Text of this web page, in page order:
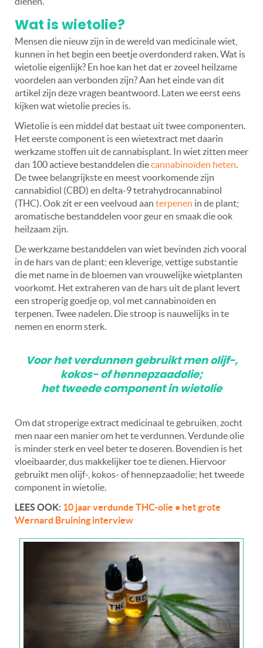
Wat is wietolie?
Mensen die nieuw zijn in de wereld van medicinale wiet,
kunnen in het begin een beetje overdonderd raken. Wat is
wietolie eigenlijk? En hoe kan het dat er zoveel heilzame
voordelen aan verbonden zijn? Aan het einde van dit
artikel zijn deze vragen beantwoord. Laten we eerst eens
kijken wat wietolie precies is.
Wietolie is een middel dat bestaat uit twee componenten.
Het eerste component is een wietextract met daarin
werkzame stoffen uit de cannabisplant. In wiet zitten meer
dan 100 actieve bestanddelen diecannabinoïden heten.
De twee belangrijkste en meest voorkomende zijn
cannabidiol (CBD) en delta-9 tetrahydrocannabinol
(THC). Ook zit er een veelvoud aan terpenen in de plant;
aromatische bestanddelen voor geur en smaak die ook
heilzaam zijn.
De werkzame bestanddelen van wiet bevinden zich vooral
in de hars van de plant; een kleverige, vettige substantie
die met name in de bloemen van vrouwelijke wietplanten
voorkomt. Het extraheren van de hars uit de plant levert
een stroperig goedje op, vol met cannabinoïden en
terpenen. Twee nadelen. Die stroop is nauwelijks in te
nemen en enorm sterk.
Voor het verdunnen gebruikt men olijf-,
kokos- of hennepzaadolie;
het tweede component in wietolie
Om dat stroperige extract medicinaal te gebruiken, zocht
men naar een manier om het te verdunnen. Verdunde olie
is minder sterk en veel beter te doseren. Bovendien is het
vloeibaarder, dus makkelijker toe te dienen. Hiervoor
gebruikt men olijf-, kokos- of hennepzaadolie; het tweede
component in wietolie.
LEES OOK: 10 jaar verdunde THC-olie • het grote
Wernard Bruining interview